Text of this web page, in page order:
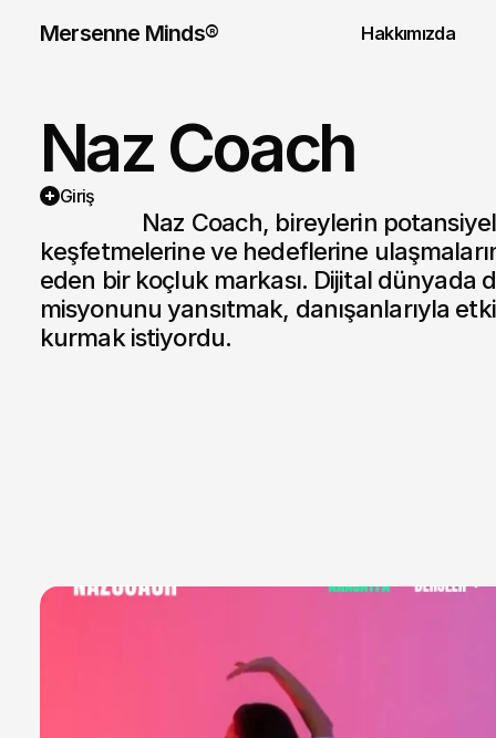
Mersenne Minds® Hakkımızda
Naz Coach
Giriş
keşfetmelerine ve hedeflerine
eden bir koçluk markası. Dijital dünyada
misyonunu yansıtmak, danışanlarıyla
kurmak istiyordu.​